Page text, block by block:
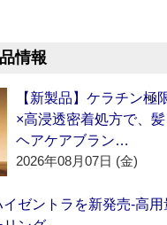
情報
【新製品】ケラチン極
×高浸透密着処方で、
ヘアケアブラン…
2026年08月07日 (金)
イゼントラを新発売‐高